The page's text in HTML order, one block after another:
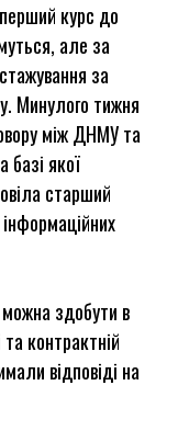
курс до
але за
за
Минулого тижня
між ДНМУ та
якої
старший
можна здобути в
контрактній
відповіді на